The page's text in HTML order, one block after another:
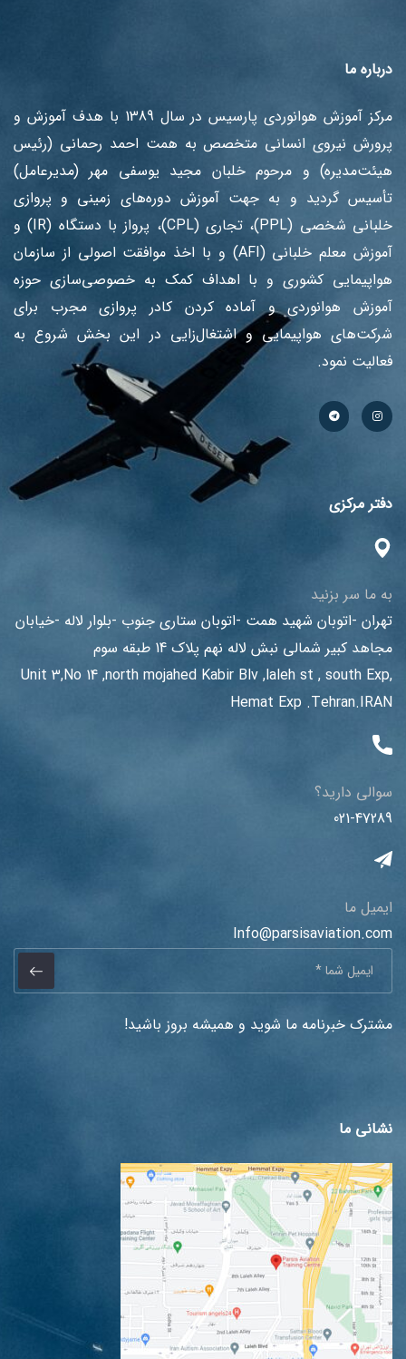
درباره ما
مرکز آموزش هوانوردی پارسیس در سال 1389 با هدف آموزش ‌و
پرورش نیروی انسانی متخصص به همت احمد رحمانی (رئیس
هیئت‌مدیره) و مرحوم خلبان مجید یوسفی مهر (مدیرعامل)
تأسیس گردید و به جهت آموزش دوره‌های زمینی و پروازی
خلبانی شخصی (PPL)، تجاری (CPL)، پرواز با دستگاه (IR) و
آموزش معلم خلبانی (AFI) و با اخذ موافقت اصولی از سازمان
هواپیمایی کشوری و با اهداف کمک به خصوصی‌سازی حوزه
آموزش هوانوردی و آماده کردن کادر پروازی مجرب برای
شرکت‌های هواپیمایی و اشتغال‌زایی در این بخش شروع به
فعالیت نمود.
دفتر مرکزی
به ما سر بزنید
تهران -اتوبان شهید همت -اتوبان ستاری جنوب -بلوار لاله -خیابان
مجاهد کبیر شمالی نبش لاله نهم پلاک 14 طبقه سوم
Unit 3,No 14 ,north mojahed Kabir Blv ,laleh st , south Exp,
Hemat Exp .Tehran.IRAN
سوالی دارید؟
021-47289
ایمیل ما
Info@parsisaviation.com
مشترک خبرنامه ما شوید و همیشه بروز باشید!
نشانی ما